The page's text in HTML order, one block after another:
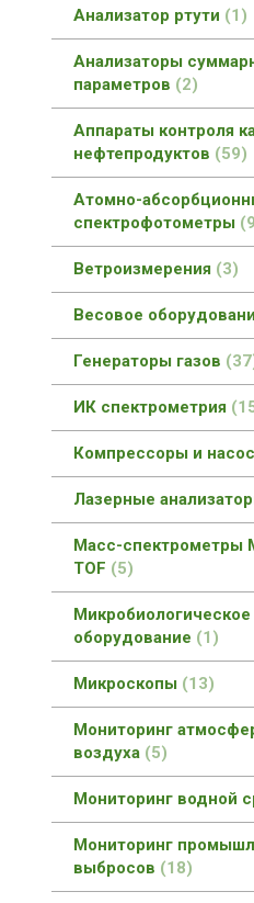
Анализатор ртути 1
Анализаторы
параметров
2
Аппараты контроля
нефтепродуктов
59
Атомно-
спектрофотометры
9
Ветроизмерения 3
Весовое
Генераторы газов 37
ИК спектрометрия
Компрессоры и
Лазерные
Масс-спектрометры
TOF
5
Микробиологическое
оборудование
1
Микроскопы 13
Мониторинг
воздуха
5
Мониторинг водной
Мониторинг
выбросов
18